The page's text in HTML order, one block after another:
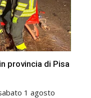
provincia di Pisa
1 agosto